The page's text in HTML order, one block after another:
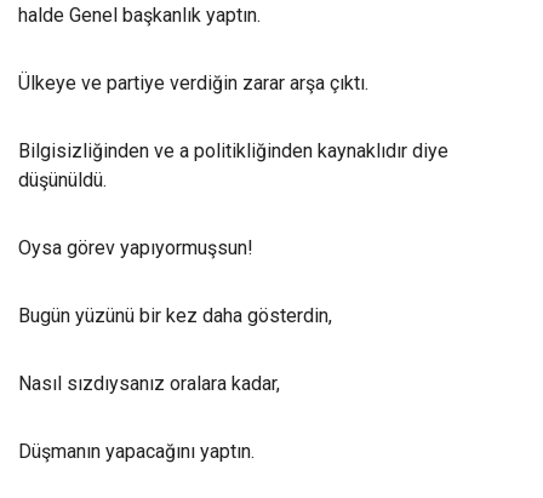
halde Genel başkanlık yaptın.
Ülkeye ve partiye verdiğin zarar arşa çıktı.
Bilgisizliğinden ve a politikliğinden kaynaklıdır diye
düşünüldü.
Oysa görev yapıyormuşsun!
Bugün yüzünü bir kez daha gösterdin,
Nasıl sızdıysanız oralara kadar,
Düşmanın yapacağını yaptın.